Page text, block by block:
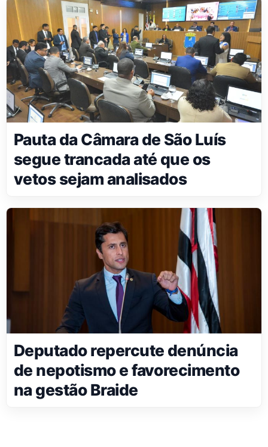
Pauta da Câmara de São Luís
segue trancada até que os
vetos sejam analisados
Deputado repercute denúncia
de nepotismo e favorecimento
na gestão Braide